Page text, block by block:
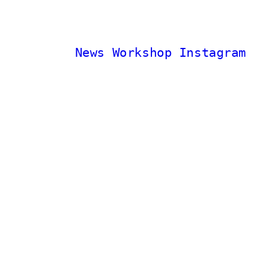
News Workshop Instagram